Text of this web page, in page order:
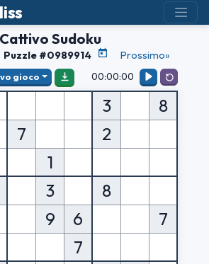
Cattivo Sudoku
Puzzle #0989914 Prossimo»
gioco 00:00:00
3
8
7
2
1
3
8
9 6
7
7